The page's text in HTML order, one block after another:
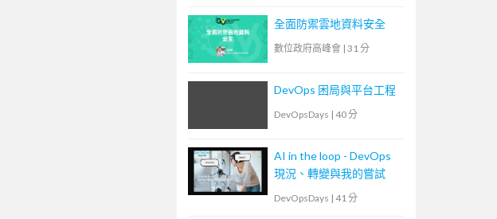
全面防禦雲地資料安全
數位政府高峰會 | 31 分
DevOps 困局與平台工程
DevOpsDays | 40 分
AI in the loop - DevOps
現況、轉變與我的嘗試
DevOpsDays | 41 分